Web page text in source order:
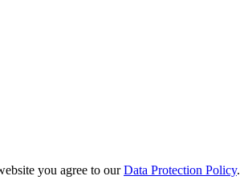
you agree to ourData Protection Policy.